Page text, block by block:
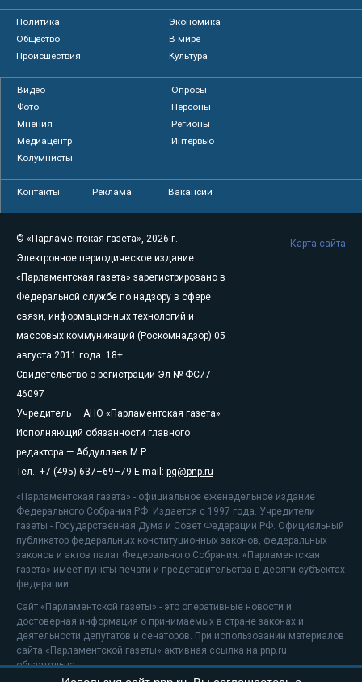
Политика
Экономика
Общество
В мире
Происшествия
Культура
Видео
Опросы
Фото
Персоны
Мнения
Регионы
Медиацентр
Интервью
Колумнисты
Контакты Реклама Вакансии
© «Парламентская газета», 2026 г.
Электронное периодическое издание
«Парламентская газета» зарегистрировано в
Федеральной службе по надзору в сфере
связи, информационных технологий и
массовых коммуникаций (Роскомнадзор) 05
августа 2011 года. 18+
Свидетельство о регистрации Эл № ФС77-
46097
Учредитель — АНО «Парламентская газета»
Исполняющий обязанности главного
редактора — Абдуллаев М.Р.
Тел.: +7 (495) 637–69–79 E-mail: pg@pnp.ru
«Парламентская газета» - официальное еженедельное издание
Федерального Собрания РФ. Издается с 1997 года. Учредители
газеты - Государственная Дума и Совет Федерации РФ. Официальный
публикатор федеральных конституционных законов, федеральных
законов и актов палат Федерального Собрания. «Парламентская
газета» имеет пункты печати и представительства в десяти субъектах
федерации.
Сайт «Парламентской газеты» - это оперативные новости и
достоверная информация о принимаемых в стране законах и
деятельности депутатов и сенаторов. При использовании материалов
сайта «Парламентской газеты» активная ссылка на pnp.ru
обязательна.
Карта сайта